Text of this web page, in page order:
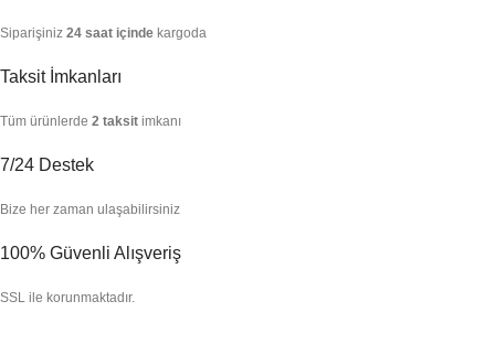
Siparişiniz 24 saat içinde kargoda
Taksit İmkanları
Tüm ürünlerde 2 taksit imkanı
7/24 Destek
Bize her zaman ulaşabilirsiniz
100% Güvenli Alışveriş
SSL ile korunmaktadır.